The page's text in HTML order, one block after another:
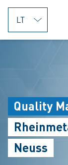
jumpToMain
Quality
Neuss